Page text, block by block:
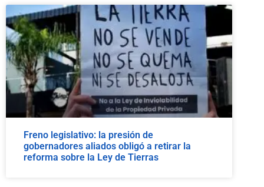
Freno legislativo: la presión de
gobernadores aliados obligó a retirar la
reforma sobre la Ley de Tierras